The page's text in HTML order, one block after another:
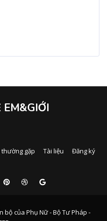
EM&GIỚI
thường gặp Tài liệu Đăng ký
bộ của Phụ Nữ - Bộ Tư Pháp -